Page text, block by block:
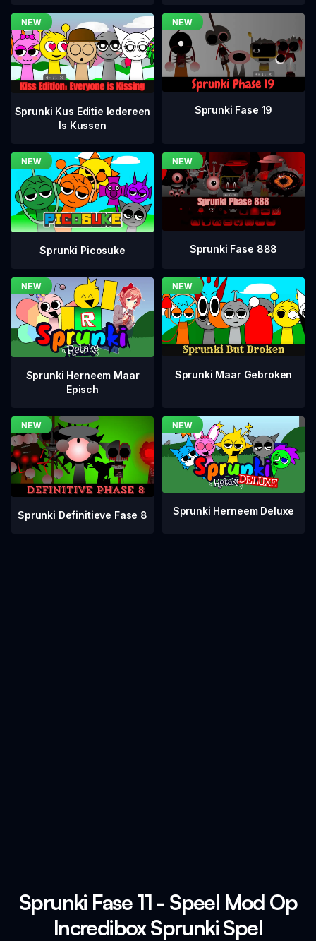
Sprunki Kus Editie Iedereen
Is Kussen
Sprunki Fase 19
Sprunki Picosuke Sprunki Fase 888
Sprunki Herneem Maar
Episch
Sprunki Maar Gebroken
Sprunki Definitieve Fase 8 Sprunki Herneem Deluxe
Sprunki Fase 11 - Speel Mod Op
Incredibox Sprunki Spel